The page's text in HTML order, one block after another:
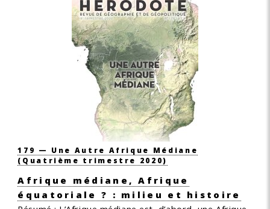
179 — Une Autre Afrique Médiane
(Quatrième trimestre 2020)
Afrique médiane, Afrique
équatoriale ? : milieu et histoire